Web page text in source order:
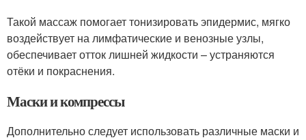
Такой массаж помогает тонизировать эпидермис, мягко
воздействует на лимфатические и венозные узлы,
обеспечивает отток лишней жидкости – устраняются
отёки и покраснения.
Маски и компрессы
Дополнительно следует использовать различные маски и